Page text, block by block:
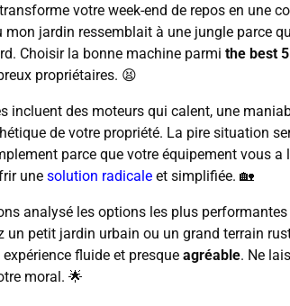
votre week-end de repos en une
jardin ressemblait à une jungle parce
Choisir la bonne machine parmi the best
propriétaires. 😫
incluent des moteurs qui calent, une
de votre propriété. La pire situation
parce que votre équipement vous
une solution radicale et simplifiée. 🏡
analysé les options les plus
un petit jardin urbain ou un grand terrain
fluide et presque agréable. Ne
moral. 🌟